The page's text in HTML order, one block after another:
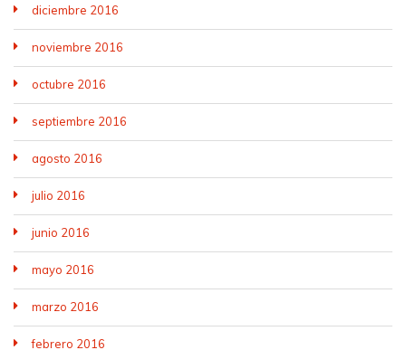
diciembre 2016
noviembre 2016
octubre 2016
septiembre 2016
agosto 2016
julio 2016
junio 2016
mayo 2016
marzo 2016
febrero 2016